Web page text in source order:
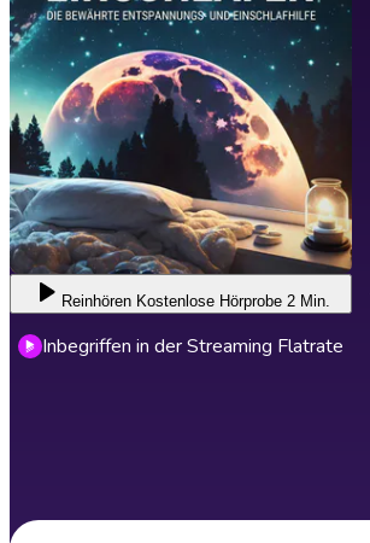
Reinhören Kostenlose Hörprobe 2 Min.
Inbegriffen in der Streaming Flatrate